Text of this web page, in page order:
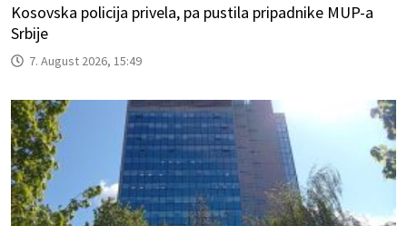
Kosovska policija privela, pa pustila pripadnike MUP-a
Srbije
7. August 2026, 15:49